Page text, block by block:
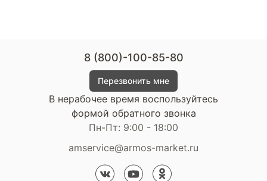
8 (800)-100-85-80
Перезвонить мне
В нерабочее время воспользуйтесь
формой обратного звонка
Пн-Пт: 9:00 - 18:00
amservice@armos-market.ru